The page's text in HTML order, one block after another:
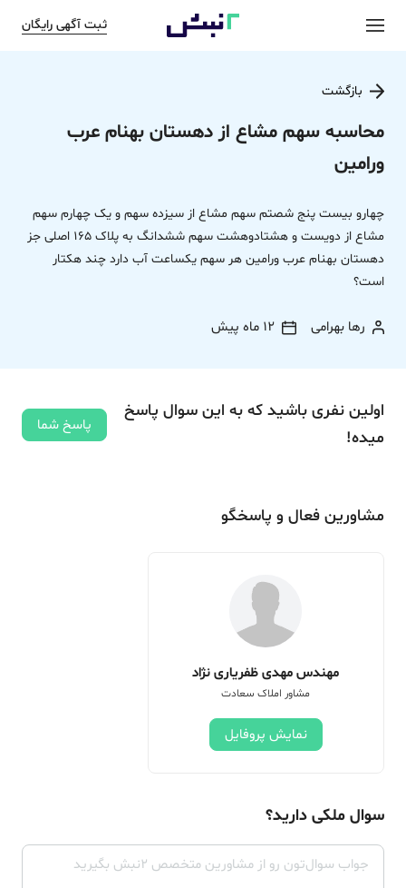
ثبت آگهی رایگان
بازگشت
محاسبه سهم مشاع از دهستان بهنام عرب
ورامین
چهارو بیست پنج شصتم سهم مشاع از سیزده سهم و یک چهارم سهم
مشاع از دویست و هشتادوهشت سهم ششدانگ به پلاک 165 اصلی جز
دهستان بهنام عرب ورامین هر سهم یکساعت آب دارد چند هکتار
است؟
رها بهرامی 12 ماه پیش
اولین نفری باشید که به این سوال پاسخ
میده!
پاسخ شما
مشاورین فعال و پاسخگو
مهندس مهدی ظفریاری نژاد
مشاور املاک سعادت
نمایش پروفایل
سوال ملکی دارید؟